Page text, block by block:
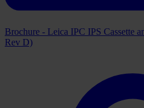
Brochure - Leica IPC IPS Cassette
Rev D)